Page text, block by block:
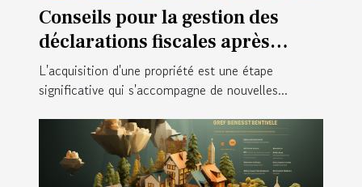
Conseils pour la gestion des
déclarations fiscales après
l'achat d'une propriété
L'acquisition d'une propriété est une étape
significative qui s'accompagne de nouvelles...